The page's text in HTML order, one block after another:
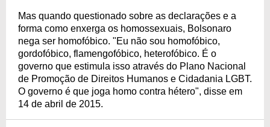
Mas quando questionado sobre as declarações e a
forma como enxerga os homossexuais, Bolsonaro
nega ser homofóbico. "Eu não sou homofóbico,
gordofóbico, flamengofóbico, heterofóbico. É o
governo que estimula isso através do Plano Nacional
de Promoção de Direitos Humanos e Cidadania LGBT.
O governo é que joga homo contra hétero", disse em
14 de abril de 2015.